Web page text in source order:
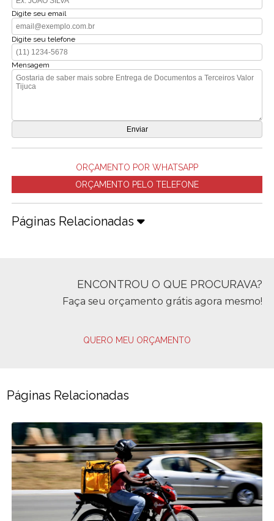
Digite seu email
Digite seu telefone
Mensagem
ORÇAMENTO POR WHATSAPP
ORÇAMENTO PELO TELEFONE
Páginas Relacionadas
ENCONTROU O QUE PROCURAVA?
Faça seu orçamento grátis agora mesmo!
QUERO MEU ORÇAMENTO
Páginas Relacionadas